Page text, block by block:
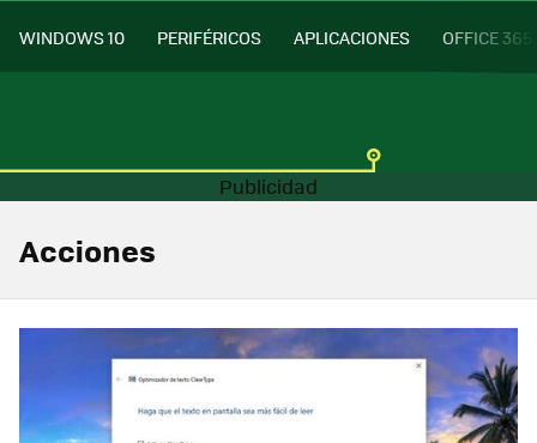
WINDOWS 10 PERIFÉRICOS APLICACIONES OFFICE 365
Acciones